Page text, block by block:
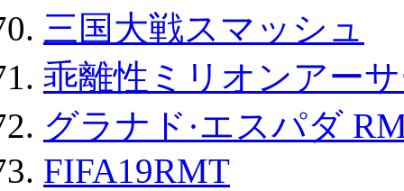
三国大戦スマッシュ
乖離性ミリオンアー
グラナド·エスパダ
FIFA19RMT